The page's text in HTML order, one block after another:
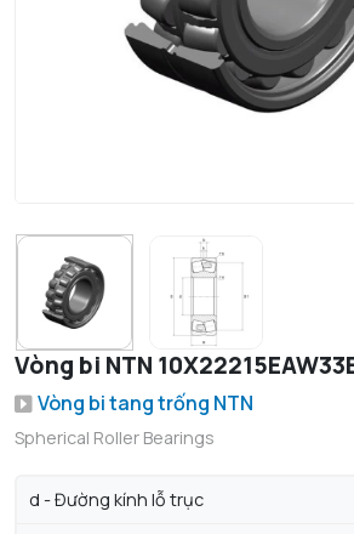
Vòng bi NTN
Vòng bi tang trống NTN
Spherical Roller Bearings
d - Đường kính lỗ trục